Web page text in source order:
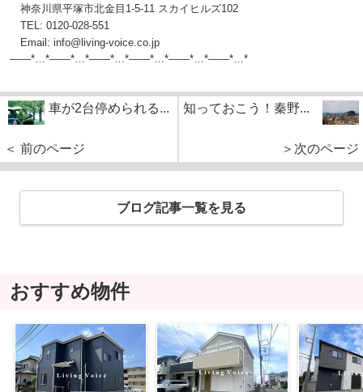
神奈川県平塚市北金目1-5-11 スカイヒルズ102
TEL: 0120-028-551
Email: info@living-voice.co.jp
——*…*——*…*——*…*——*…*——*…*——*…*
車が2台停められる...
＜ 前のページ
知っておこう！秦野...
＞次のページ
ブログ記事一覧を見る
おすすめ物件